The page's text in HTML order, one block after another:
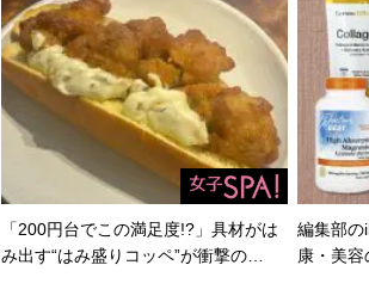
「200円台でこの満足度!?」具材がは
み出す“はみ盛りコッペ”が衝撃の…
編集部の
康・美